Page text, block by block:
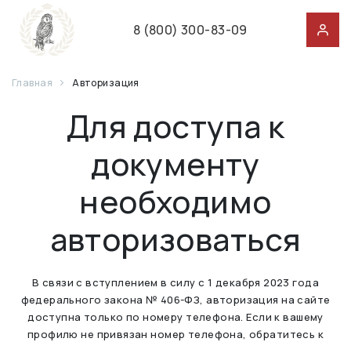
8 (800) 300-83-09
Главная Авторизация
Для доступа к
документу
необходимо
авторизоваться
В связи с вступлением в силу с 1 декабря 2023 года
федерального закона № 406-ФЗ, авторизация на сайте
доступна только по номеру телефона. Если к вашему
профилю не привязан номер телефона, обратитесь к